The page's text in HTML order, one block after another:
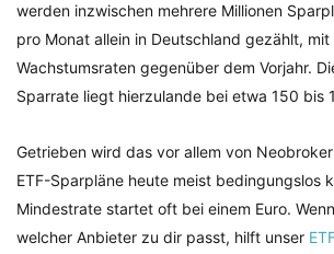
werden inzwischen mehrere Millionen
pro Monat allein in Deutschland gezählt,
Wachstumsraten gegenüber dem Vorjahr.
Sparrate liegt hierzulande bei etwa 150 bis
Getrieben wird das vor allem von
ETF-Sparpläne heute meist bedingungslos
Mindestrate startet oft bei einem Euro.
welcher Anbieter zu dir passt, hilft unser